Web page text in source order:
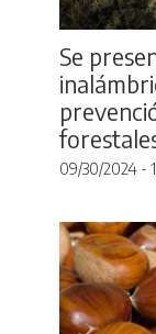
Se
09/30/2024 -